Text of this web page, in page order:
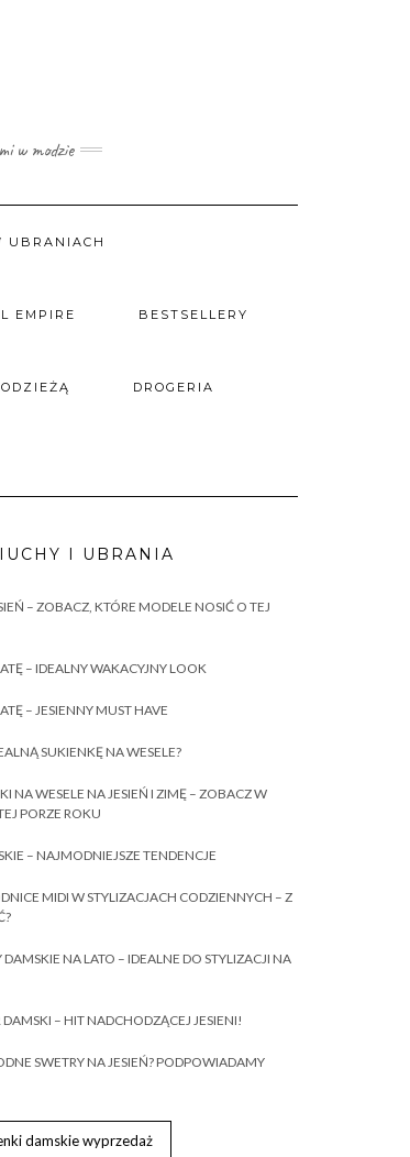
w modzie
UBRANIACH
EMPIRE BESTSELLERY
DROGERIA
I UBRANIA
– ZOBACZ, KTÓRE MODELE NOSIĆ O TEJ
– IDEALNY WAKACYJNY LOOK
– JESIENNY MUST HAVE
SUKIENKĘ NA WESELE?
NA WESELE NA JESIEŃ I ZIMĘ – ZOBACZ W
PORZE ROKU
– NAJMODNIEJSZE TENDENCJE
MIDI W STYLIZACJACH CODZIENNYCH – Z
NA LATO – IDEALNE DO STYLIZACJI NA
DAMSKI – HIT NADCHODZĄCEJ JESIENI!
SWETRY NA JESIEŃ? PODPOWIADAMY
damskie wyprzedaż